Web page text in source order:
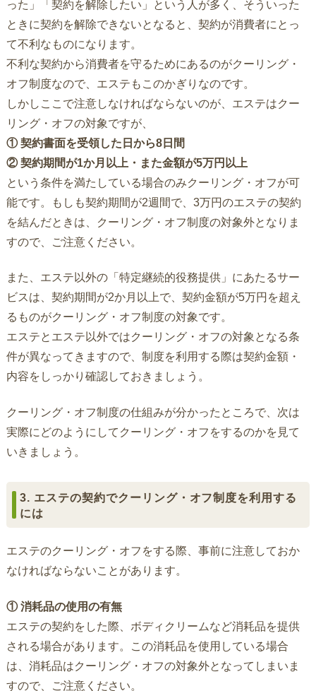
った」「契約を解除したい」という人が多く、そういった
ときに契約を解除できないとなると、契約が消費者にとっ
て不利なものになります。
不利な契約から消費者を守るためにあるのがクーリング・
オフ制度なので、エステもこのかぎりなのです。
しかしここで注意しなければならないのが、エステはクー
リング・オフの対象ですが、
① 契約書面を受領した日から8日間
② 契約期間が1か月以上・また金額が5万円以上
という条件を満たしている場合のみクーリング・オフが可
能です。もしも契約期間が2週間で、3万円のエステの契約
を結んだときは、クーリング・オフ制度の対象外となりま
すので、ご注意ください。
また、エステ以外の「特定継続的役務提供」にあたるサー
ビスは、契約期間が2か月以上で、契約金額が5万円を超え
るものがクーリング・オフ制度の対象です。
エステとエステ以外ではクーリング・オフの対象となる条
件が異なってきますので、制度を利用する際は契約金額・
内容をしっかり確認しておきましょう。
クーリング・オフ制度の仕組みが分かったところで、次は
実際にどのようにしてクーリング・オフをするのかを見て
いきましょう。
3. エステの契約でクーリング・オフ制度を利用する
には
エステのクーリング・オフをする際、事前に注意しておか
なければならないことがあります。
① 消耗品の使用の有無
エステの契約をした際、ボディクリームなど消耗品を提供
される場合があります。この消耗品を使用している場合
は、消耗品はクーリング・オフの対象外となってしまいま
すので、ご注意ください。